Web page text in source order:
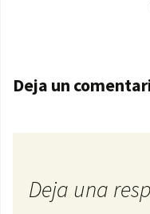
Navegación
Deja un
Deja una